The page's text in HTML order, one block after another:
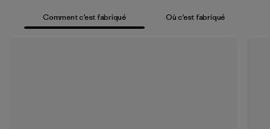
Comment c’est fabriqué Où c’est fabriqué